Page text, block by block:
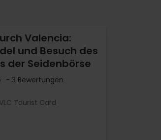
Valencia:
und Besuch des
der Seidenbörse
- 3 Bewertungen
Tourist Card